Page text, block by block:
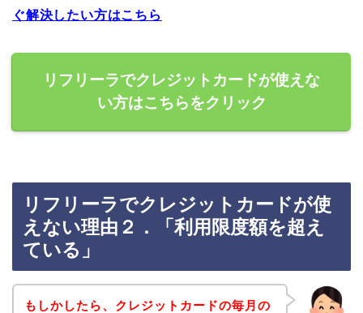
ぐ解決したい方はこちら
リフリーラでクレジットカードが使えな
い方はこちらをクリック
リフリーラでクレジットカードが使
えない理由２．「利用限度額を超え
ている」
もしかしたら、クレジットカードの毎月の